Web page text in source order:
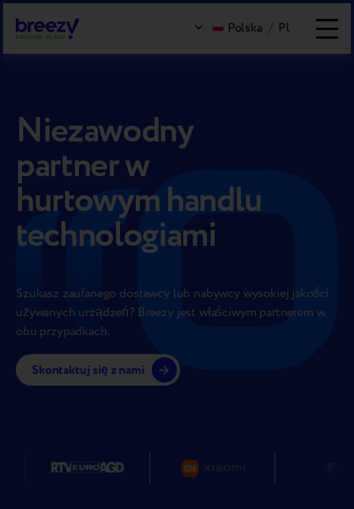
Polska / Pl
Niezawodny
partner w
hurtowym handlu
technologiami
Szukasz zaufanego dostawcy lub nabywcy wysokiej jakości
używanych urządzeń? Breezy jest właściwym partnerem w
obu przypadkach.
Skontaktuj się z nami